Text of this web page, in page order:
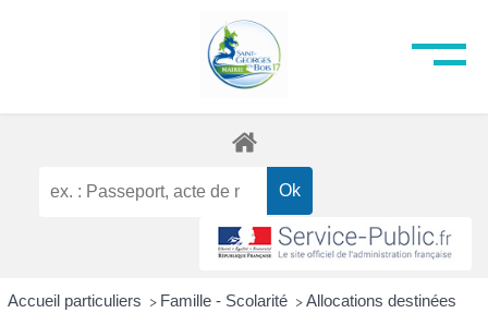
Accueil particuliers > Famille - Scolarité > Allocations destinées